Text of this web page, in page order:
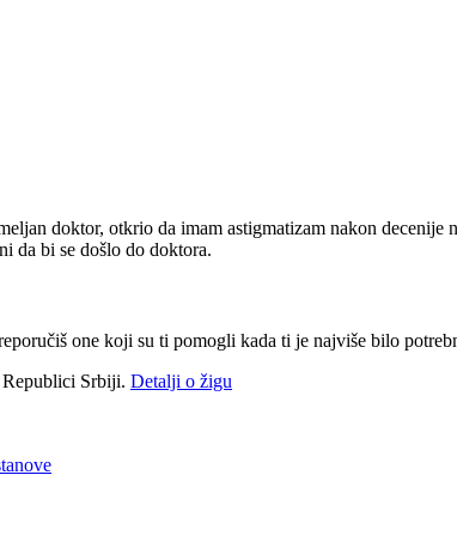
doktor, otkrio da imam astigmatizam nakon
da bi se došlo do doktora.
one koji su ti pomogli kada ti je najviše bilo
Srbiji. Detalji o žigu